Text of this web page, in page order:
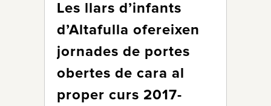
Les llars d’infants
d’Altafulla ofereixen
jornades de portes
obertes de cara al
proper curs 2017-